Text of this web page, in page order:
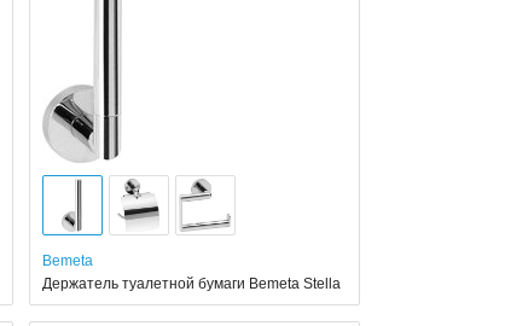
Bemeta
Держатель туалетной бумаги Bemeta Stella